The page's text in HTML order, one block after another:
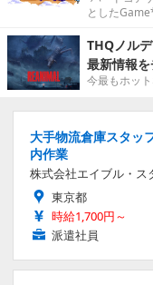
とした
THQノル
最新情報
今最もホッ
大手物流倉庫スタッ
内作業
株式会社エイブル・ス
東京都
時給1,700円～
派遣社員